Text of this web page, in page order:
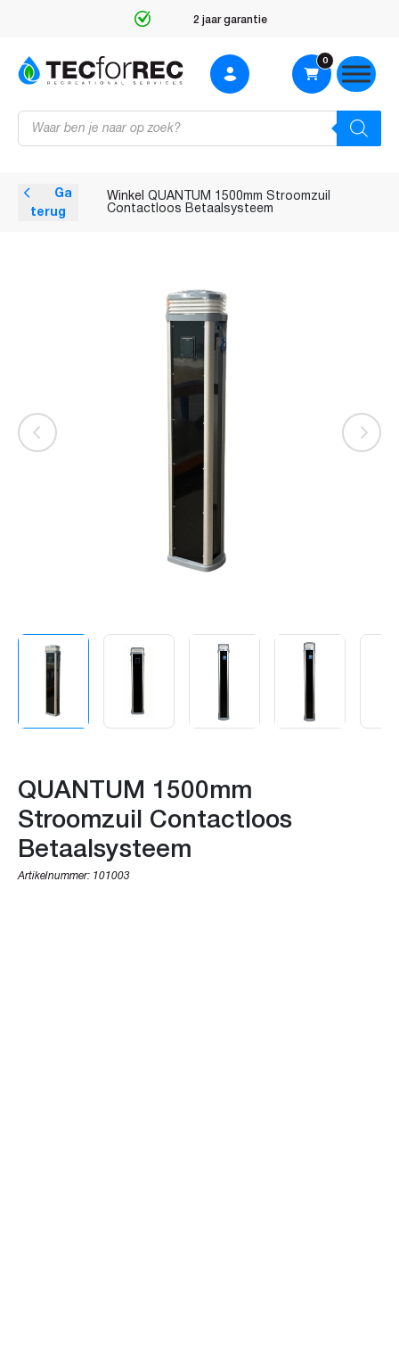
2 jaar garantie
Producten
zoeken
0
terug
Winkel QUANTUM 1500mm Stroomzuil
Contactloos Betaalsysteem
QUANTUM 1500mm
Stroomzuil Contactloos
Betaalsysteem
Artikelnummer: 101003